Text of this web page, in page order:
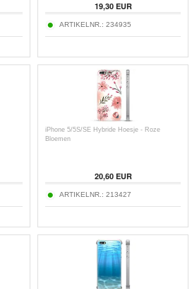
19,30EUR
ARTIKELNR.: 234935
iPhone 5/5S/SE Hybride Hoesje - Roze
Bloemen
20,60EUR
ARTIKELNR.: 213427